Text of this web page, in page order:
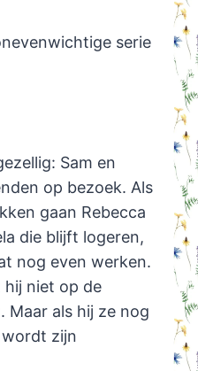
serie
Sam en
op bezoek. Als
gaan Rebecca
die blijft logeren,
nog even werken.
hij niet op de
Maar als hij ze nog
zijn